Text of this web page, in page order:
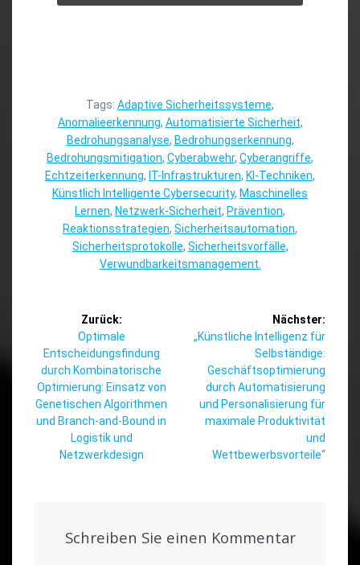
Tags: Adaptive Sicherheitssysteme,
Anomalieerkennung, Automatisierte Sicherheit,
Bedrohungsanalyse, Bedrohungserkennung,
Bedrohungsmitigation, Cyberabwehr, Cyberangriffe,
Echtzeiterkennung, IT-Infrastrukturen, KI-Techniken,
Künstlich Intelligente Cybersecurity, Maschinelles
Lernen, Netzwerk-Sicherheit, Prävention,
Reaktionsstrategien, Sicherheitsautomation,
Sicherheitsprotokolle, Sicherheitsvorfälle,
Verwundbarkeitsmanagement.
Beitragsnavigation
Zurück:
Vorheriger
Beitrag:
Optimale
Entscheidungsfindung
durch Kombinatorische
Optimierung: Einsatz von
Genetischen Algorithmen
und Branch-and-Bound in
Logistik und
Netzwerkdesign
Nächster:
Nächster
„Künstliche Intelligenz für
Selbständige:
Geschäftsoptimierung
durch Automatisierung
und Personalisierung für
maximale Produktivität
und
Wettbewerbsvorteile“
Schreiben Sie einen Kommentar